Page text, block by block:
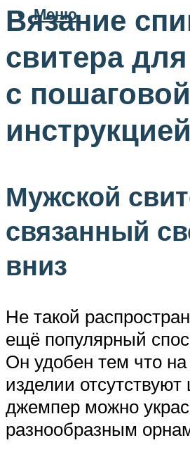
Меню
Вязание
свитера
с пошаговой
инструкцией
Мужской
связанный
вниз
Не такой
ещё популярный
Он удобен тем что на
изделии
джемпер можно
разнообразным